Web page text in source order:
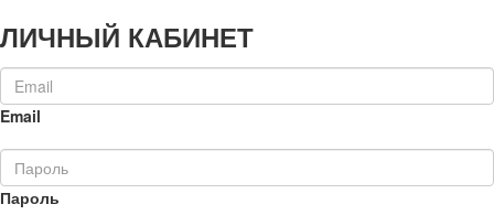
ЛИЧНЫЙ КАБИНЕТ
Email
Пароль